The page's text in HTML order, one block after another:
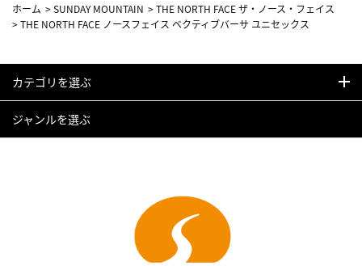
ホーム >SUNDAY MOUNTAIN >THE NORTH FACE ザ・ノース・フェイス
>THE NORTH FACE ノースフェイス ベクティブバーサ ユニセックス
カテゴリを選ぶ
ジャンルを選ぶ